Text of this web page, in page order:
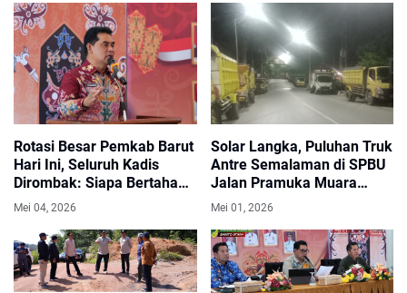
Rotasi Besar Pemkab Barut
Hari Ini, Seluruh Kadis
Dirombak: Siapa Bertahan
di Kursinya?
Mei 04, 2026
Solar Langka, Puluhan Truk
Antre Semalaman di SPBU
Jalan Pramuka Muara
Teweh
Mei 01, 2026